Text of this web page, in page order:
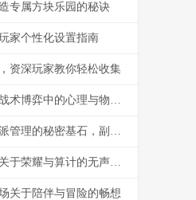
专属方块乐园的秘诀
家个性化设置指南
资深玩家教你轻松收集
和平精英旋转陀螺是什么，战术博弈中的心理与物理轴心
我的世界黑帮仓库指令，帮派管理的秘密基石，副标题，指令构筑的地下秩序与财富堡垒
王者荣耀卡分巅峰赛，一场关于荣耀与算计的无声战争
关于陪伴与冒险的畅想